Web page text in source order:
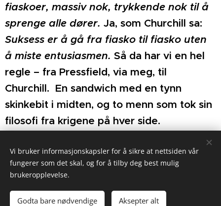
fiaskoer, massiv nok, trykkende nok til å
sprenge alle dører. Ja, som Churchill sa:
Suksess er å gå fra fiasko til fiasko uten
å miste entusiasmen. Så da har vi en hel
regle – fra Pressfield, via meg, til
Churchill. En sandwich med en tynn
skinkebit i midten, og to menn som tok sin
filosofi fra krigene på hver side.
Vi bruker informasjonskapsler for å sikre at nettsiden vår
fungerer som det skal, og for å tilby deg best mulig
brukeropplevelse.
Godta bare nødvendige Aksepter alt